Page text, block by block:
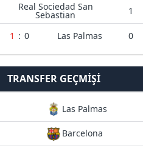
Real Sociedad San
Sebastian 1
1 : 0 Las Palmas 0
TRANSFER GEÇMIŞI
Las Palmas
Barcelona